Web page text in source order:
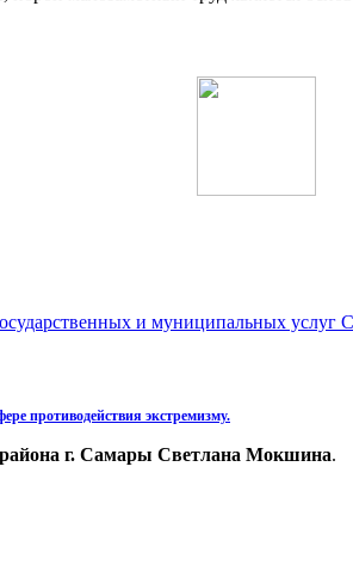
и муниципальных услуг
противодействия экстремизму.
г. Самары Светлана Мокшина.